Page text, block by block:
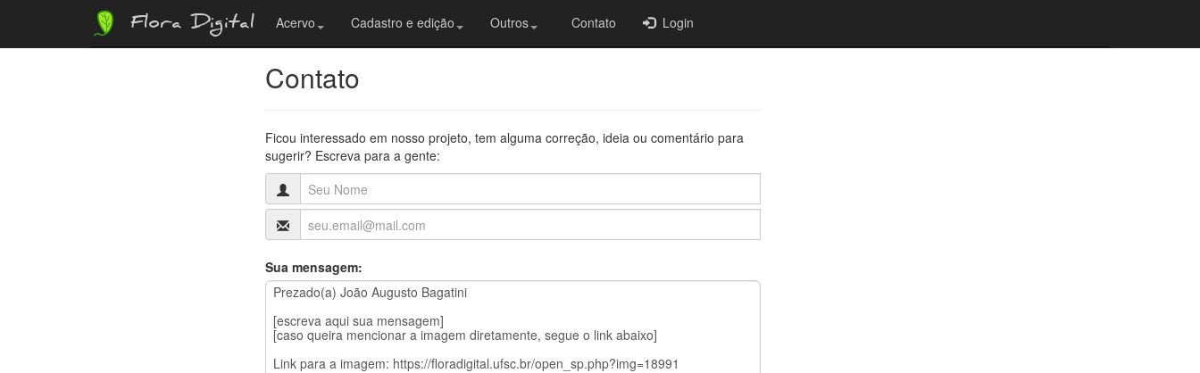
Flora Digital Acervo Cadastro e edição Outros Contato Login
Contato
Ficou interessado em nosso projeto, tem alguma correção, ideia ou comentário para
sugerir? Escreva para a gente:
Sua mensagem: